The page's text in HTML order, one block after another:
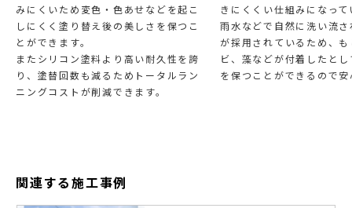
みにくいため変色・色あせなどを起こ
しにくく塗り替え後の美しさを保つこ
とができます。
またシリコン塗料より高い耐久性を誇
り、塗替回数も減るためトータルラン
ニングコストが削減できます。
きにくくい仕組みになって
雨水などで自然に洗い流
が採用されているため、
ビ、藻などが付着したと
を保つことができるので
関連する施工事例